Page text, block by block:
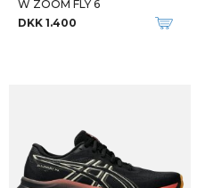
-29%
M ZOOMX STREALFLY 2